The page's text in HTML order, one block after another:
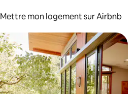
Mettre mon logement sur Airbnb